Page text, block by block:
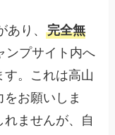
あり、完全無
ンプサイト内へ
。これは高山
お願いしま
ませんが、自